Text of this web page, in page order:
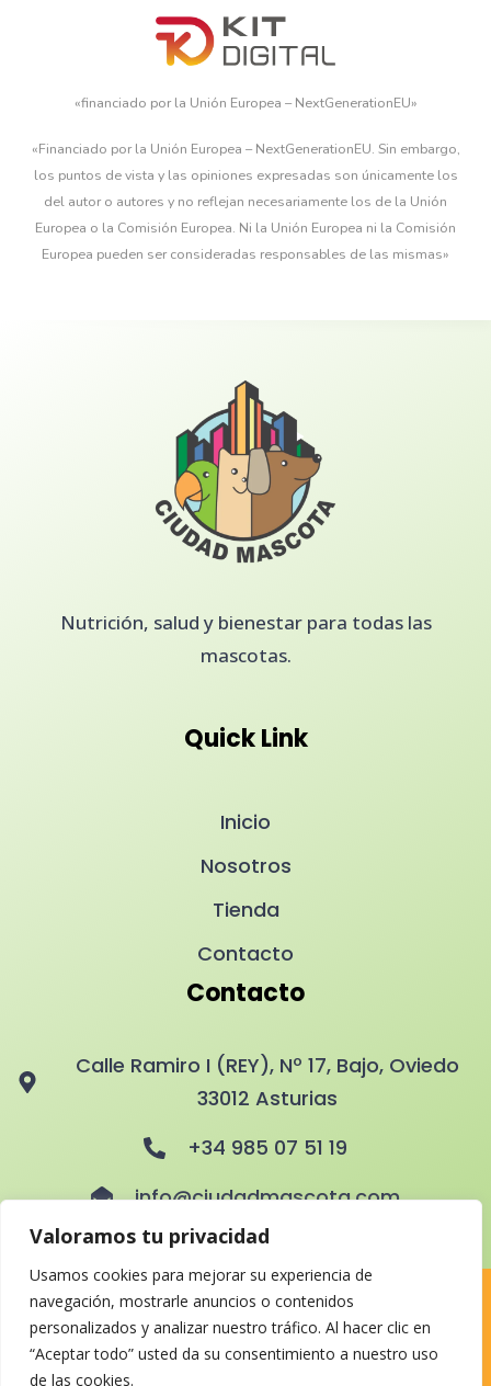
Valoramos tu privacidad
Usamos cookies para mejorar su experiencia de
navegación, mostrarle anuncios o contenidos
personalizados y analizar nuestro tráfico. Al hacer clic en
“Aceptar todo” usted da su consentimiento a nuestro uso
de las cookies.
«financiado por la Unión Europea – NextGenerationEU»
«Financiado por la Unión Europea – NextGenerationEU. Sin embargo,
los puntos de vista y las opiniones expresadas son únicamente los
del autor o autores y no reflejan necesariamente los de la Unión
Europea o la Comisión Europea. Ni la Unión Europea ni la Comisión
Europea pueden ser consideradas responsables de las mismas»
Nutrición, salud y bienestar para todas las
mascotas.
Quick Link
Inicio
Nosotros
Tienda
Contacto
Contacto
Calle Ramiro I (REY), Nº 17, Bajo, Oviedo
33012 Asturias
+34 985 07 51 19
info@ciudadmascota.com
© Copyright 2026. Ciudad Mascota Todos los derechos
reservados.